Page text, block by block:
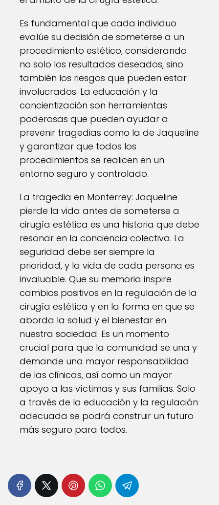
Es fundamental que cada individuo
evalúe su decisión de someterse a un
procedimiento estético, considerando
no solo los resultados deseados, sino
también los riesgos que pueden estar
involucrados. La educación y la
concientización son herramientas
poderosas que pueden ayudar a
prevenir tragedias como la de Jaqueline
y garantizar que todos los
procedimientos se realicen en un
entorno seguro y controlado.
La tragedia en Monterrey: Jaqueline
pierde la vida antes de someterse a
cirugía estética es una historia que debe
resonar en la conciencia colectiva. La
seguridad debe ser siempre la
prioridad, y la vida de cada persona es
invaluable. Que su memoria inspire
cambios positivos en la regulación de la
cirugía estética y en la forma en que se
aborda la salud y el bienestar en
nuestra sociedad. Es un momento
crucial para que la comunidad se una y
demande una mayor responsabilidad
de las clínicas, así como un mayor
apoyo a las víctimas y sus familias. Solo
a través de la educación y la regulación
adecuada se podrá construir un futuro
más seguro para todos.